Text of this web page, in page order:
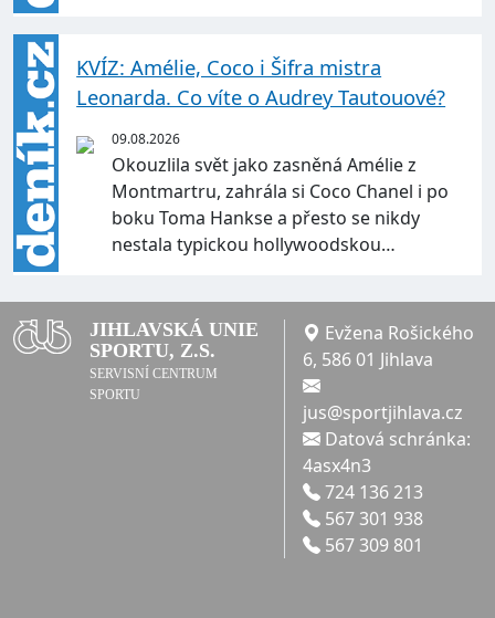
KVÍZ: Amélie, Coco i Šifra mistra
Leonarda. Co víte o Audrey Tautouové?
09.08.2026
Okouzlila svět jako zasněná Amélie z
Montmartru, zahrála si Coco Chanel i po
boku Toma Hankse a přesto se nikdy
nestala typickou hollywoodskou…
JIHLAVSKÁ UNIE
SPORTU, Z.S.
SERVISNÍ CENTRUM
SPORTU
Evžena Rošického
6, 586 01 Jihlava
jus@sportjihlava.cz
Datová schránka:
4asx4n3
724 136 213
567 301 938
567 309 801